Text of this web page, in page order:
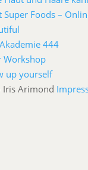
Super Foods –
444
Workshop
up yourself
Iris Arimond